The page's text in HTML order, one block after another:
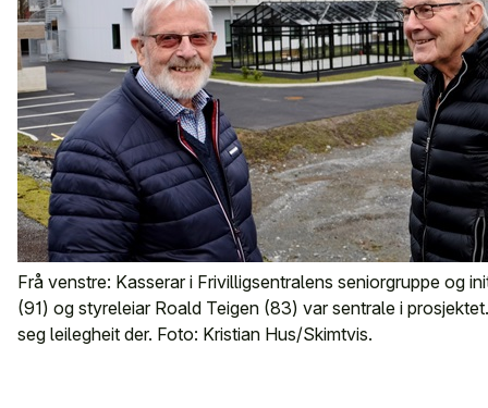
Frå venstre: Kasserar i Frivilligsentralens seniorgruppe og
(91) og styreleiar Roald Teigen (83) var sentrale i
seg leilegheit der. Foto: Kristian Hus/Skimtvis.